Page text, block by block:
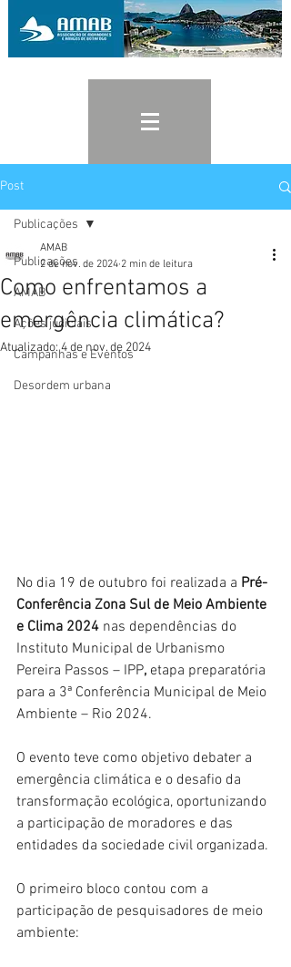
Post
Publicações
AMAB
Ações judiciais
Campanhas e Eventos
Desordem urbana
Publicações
Como enfrentamos a
emergência climática?
AMAB
2 de nov. de 2024 2 min de leitura
Atualizado:4 de nov. de 2024
No dia 19 de outubro foi realizada a Pré-
Conferência Zona Sul de Meio Ambiente
e Clima 2024 nas dependências do
Instituto Municipal de Urbanismo
Pereira Passos – IPP, etapa preparatória
para a 3ª Conferência Municipal de Meio
Ambiente – Rio 2024.
O evento teve como objetivo debater a
emergência climática e o desafio da
transformação ecológica, oportunizando
a participação de moradores e das
entidades da sociedade civil organizada.
O primeiro bloco contou com a
participação de pesquisadores de meio
ambiente: